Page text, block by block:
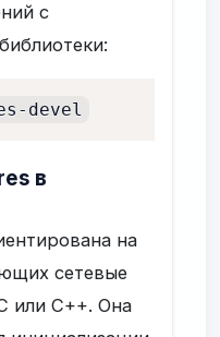
с
devel
в
на
сетевые
или C++. Она